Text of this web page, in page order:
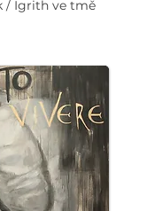
/ Igrith ve tmě